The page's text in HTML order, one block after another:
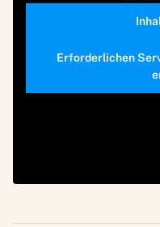
Erforderlichen